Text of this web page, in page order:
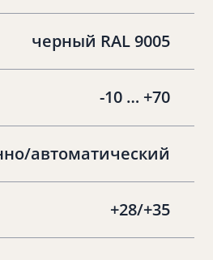
черный RAL 9005
-10 … +70
автоматический
+28/+35